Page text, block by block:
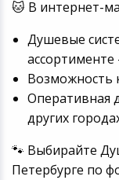
🐱 В интернет-
Душевые
Возможность
Оперативная
других
🐾 Выбирайте
Петербурге по